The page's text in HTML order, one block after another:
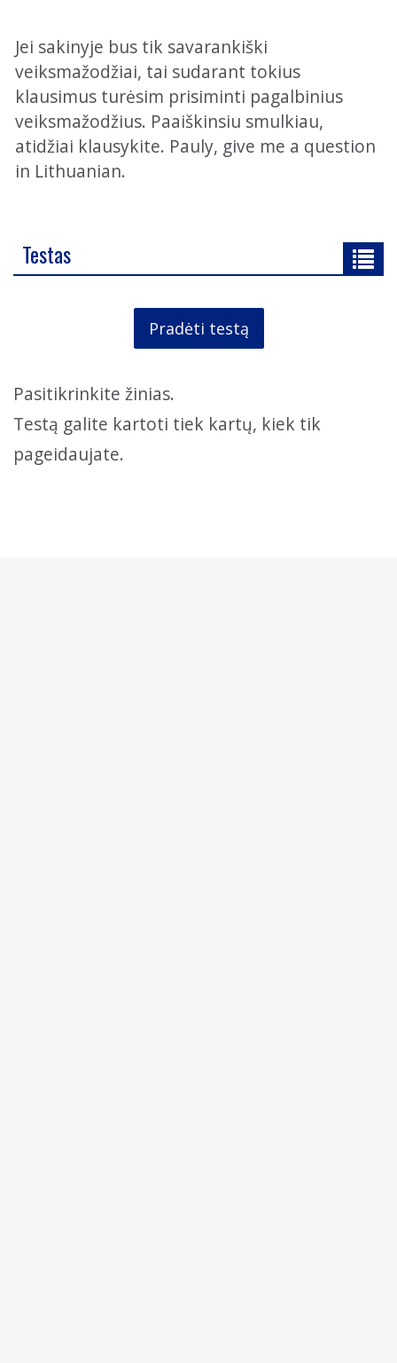
Jei sakinyje bus tik savarankiški
veiksmažodžiai, tai sudarant tokius
klausimus turėsim prisiminti pagalbinius
veiksmažodžius. Paaiškinsiu smulkiau,
atidžiai klausykite. Pauly, give me a question
in Lithuanian.
Testas
Pradėti testą
Pasitikrinkite žinias.
Testą galite kartoti tiek kartų, kiek tik
pageidaujate.